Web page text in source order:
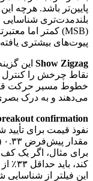
پایین‌تر باشد. هرچه
بلندمدت‌تری
پیوت‌های بیشتری
Show Zigzag این
خطوط مسیر حرکت
می‌دهند و به درک
confirmation
نفوذ قیمت برای
برای مثال، اگر یک
کند،
این فیلتر از